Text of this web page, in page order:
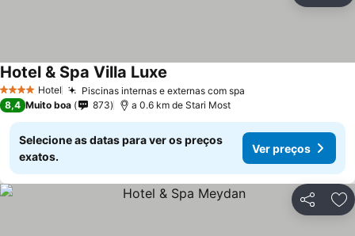
4 EstrelasHotel Piscinas internas e externas com spa
Hotel & Spa Villa Luxe
8,4 Muito boa 873 a 0.6 km de Stari Most
Selecione as datas para ver os preços
exatos.
Ver preços
Partilhar